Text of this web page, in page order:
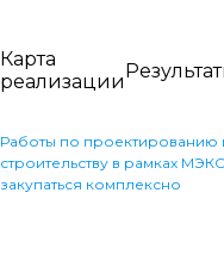
Карта
реализации
Работы по проектированию
строительству в рамках
закупаться комплексно